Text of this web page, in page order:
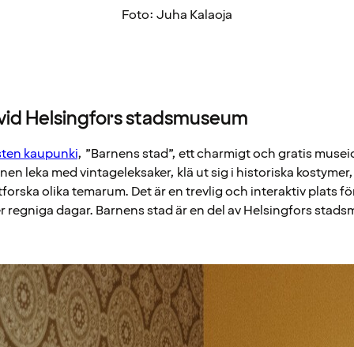
Foto: Juha Kalaoja
Helsingfors stadsmuseum
kaupunki, ”Barnens stad”, ett charmigt och gratis
leka med vintageleksaker, klä ut sig i historiska
olika temarum. Det är en trevlig och interaktiv plats
regniga dagar. Barnens stad är en del av Helsingfors